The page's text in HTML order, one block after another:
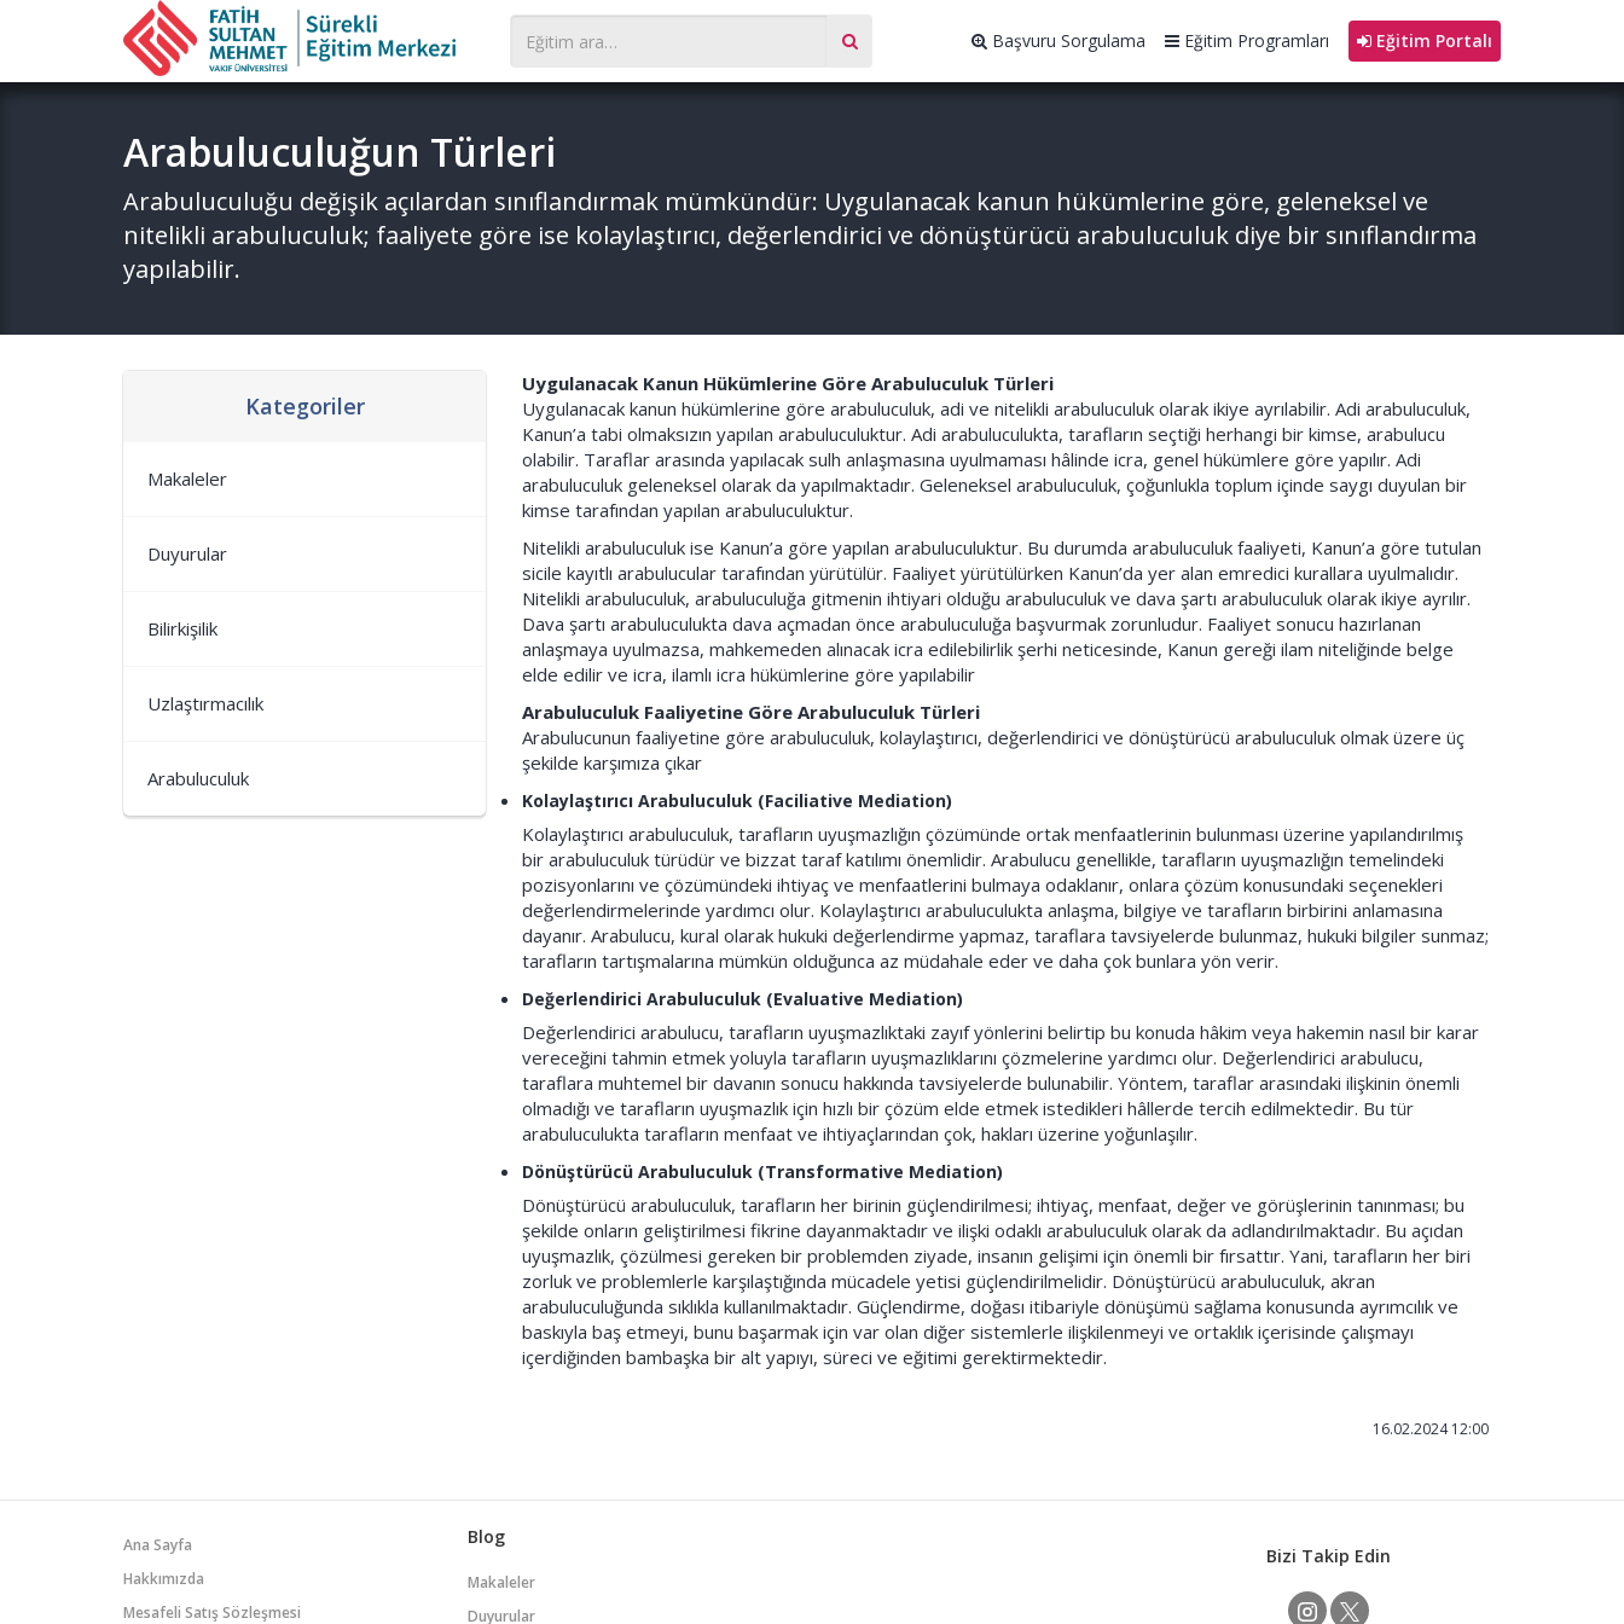
Başvuru Sorgulama Eğitim Programları Eğitim Portalı
Arabuluculuğun Türleri
Arabuluculuğu değişik açılardan sınıflandırmak mümkündür: Uygulanacak kanun hükümlerine göre, geleneksel ve
nitelikli arabuluculuk; faaliyete göre ise kolaylaştırıcı, değerlendirici ve dönüştürücü arabuluculuk diye bir sınıflandırma
yapılabilir.
Kategoriler
Makaleler
Duyurular
Bilirkişilik
Uzlaştırmacılık
Arabuluculuk
Uygulanacak Kanun Hükümlerine Göre Arabuluculuk Türleri
Uygulanacak kanun hükümlerine göre arabuluculuk, adi ve nitelikli arabuluculuk olarak ikiye ayrılabilir. Adi arabuluculuk,
Kanun’a tabi olmaksızın yapılan arabuluculuktur. Adi arabuluculukta, tarafların seçtiği herhangi bir kimse, arabulucu
olabilir. Taraflar arasında yapılacak sulh anlaşmasına uyulmaması hâlinde icra, genel hükümlere göre yapılır. Adi
arabuluculuk geleneksel olarak da yapılmaktadır. Geleneksel arabuluculuk, çoğunlukla toplum içinde saygı duyulan bir
kimse tarafından yapılan arabuluculuktur.
Nitelikli arabuluculuk ise Kanun’a göre yapılan arabuluculuktur. Bu durumda arabuluculuk faaliyeti, Kanun’a göre tutulan
sicile kayıtlı arabulucular tarafından yürütülür. Faaliyet yürütülürken Kanun’da yer alan emredici kurallara uyulmalıdır.
Nitelikli arabuluculuk, arabuluculuğa gitmenin ihtiyari olduğu arabuluculuk ve dava şartı arabuluculuk olarak ikiye ayrılır.
Dava şartı arabuluculukta dava açmadan önce arabuluculuğa başvurmak zorunludur. Faaliyet sonucu hazırlanan
anlaşmaya uyulmazsa, mahkemeden alınacak icra edilebilirlik şerhi neticesinde, Kanun gereği ilam niteliğinde belge
elde edilir ve icra, ilamlı icra hükümlerine göre yapılabilir
Arabuluculuk Faaliyetine Göre Arabuluculuk Türleri
Arabulucunun faaliyetine göre arabuluculuk, kolaylaştırıcı, değerlendirici ve dönüştürücü arabuluculuk olmak üzere üç
şekilde karşımıza çıkar
Kolaylaştırıcı Arabuluculuk (Faciliative Mediation)
Kolaylaştırıcı arabuluculuk, tarafların uyuşmazlığın çözümünde ortak menfaatlerinin bulunması üzerine yapılandırılmış
bir arabuluculuk türüdür ve bizzat taraf katılımı önemlidir. Arabulucu genellikle, tarafların uyuşmazlığın temelindeki
pozisyonlarını ve çözümündeki ihtiyaç ve menfaatlerini bulmaya odaklanır, onlara çözüm konusundaki seçenekleri
değerlendirmelerinde yardımcı olur. Kolaylaştırıcı arabuluculukta anlaşma, bilgiye ve tarafların birbirini anlamasına
dayanır. Arabulucu, kural olarak hukuki değerlendirme yapmaz, taraflara tavsiyelerde bulunmaz, hukuki bilgiler sunmaz;
tarafların tartışmalarına mümkün olduğunca az müdahale eder ve daha çok bunlara yön verir.
Değerlendirici Arabuluculuk (Evaluative Mediation)
Değerlendirici arabulucu, tarafların uyuşmazlıktaki zayıf yönlerini belirtip bu konuda hâkim veya hakemin nasıl bir karar
vereceğini tahmin etmek yoluyla tarafların uyuşmazlıklarını çözmelerine yardımcı olur. Değerlendirici arabulucu,
taraflara muhtemel bir davanın sonucu hakkında tavsiyelerde bulunabilir. Yöntem, taraflar arasındaki ilişkinin önemli
olmadığı ve tarafların uyuşmazlık için hızlı bir çözüm elde etmek istedikleri hâllerde tercih edilmektedir. Bu tür
arabuluculukta tarafların menfaat ve ihtiyaçlarından çok, hakları üzerine yoğunlaşılır.
Dönüştürücü Arabuluculuk (Transformative Mediation)
Dönüştürücü arabuluculuk, tarafların her birinin güçlendirilmesi; ihtiyaç, menfaat, değer ve görüşlerinin tanınması; bu
şekilde onların geliştirilmesi fikrine dayanmaktadır ve ilişki odaklı arabuluculuk olarak da adlandırılmaktadır. Bu açıdan
uyuşmazlık, çözülmesi gereken bir problemden ziyade, insanın gelişimi için önemli bir fırsattır. Yani, tarafların her biri
zorluk ve problemlerle karşılaştığında mücadele yetisi güçlendirilmelidir. Dönüştürücü arabuluculuk, akran
arabuluculuğunda sıklıkla kullanılmaktadır. Güçlendirme, doğası itibariyle dönüşümü sağlama konusunda ayrımcılık ve
baskıyla baş etmeyi, bunu başarmak için var olan diğer sistemlerle ilişkilenmeyi ve ortaklık içerisinde çalışmayı
içerdiğinden bambaşka bir alt yapıyı, süreci ve eğitimi gerektirmektedir.
16.02.2024 12:00
Ana Sayfa
Hakkımızda
Mesafeli Satış Sözleşmesi
Blog
Makaleler
Duyurular
Bizi Takip Edin